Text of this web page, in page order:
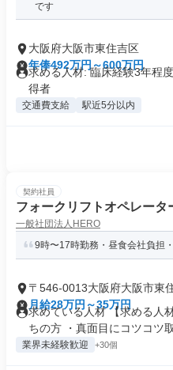
です
大阪府大阪市東住吉区
年俸492万円～600万円
求める人材: 臨床経験3年程
得者
交通費支給 駅近5分以内
契約社員
フォークリフトオペレータ
一般社団法人HERO
9時〜17時勤務・昼食会社負担
〒546-0013大阪府大阪市東
月給28万円～35万円
求めている人材 【求める人
ちの方 ・真面目にコツコツ取
業界未経験歓迎 +30個